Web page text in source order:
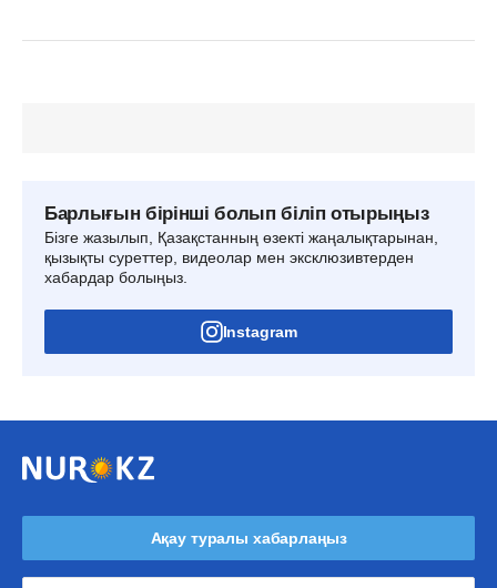
Барлығын бірінші болып біліп отырыңыз
Бізге жазылып, Қазақстанның өзекті жаңалықтарынан,
қызықты суреттер, видеолар мен эксклюзивтерден
хабардар болыңыз.
Instagram
Ақау туралы хабарлаңыз